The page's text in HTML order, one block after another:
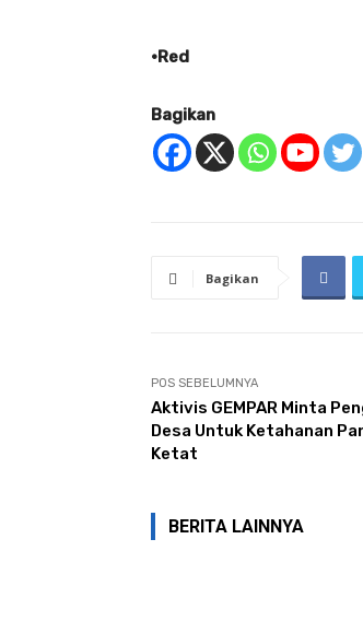
•Red
Bagikan
Bagikan
POS SEBELUMNYA
Aktivis GEMPAR Minta
Desa Untuk Ketahanan
Ketat
BERITA LAINNYA